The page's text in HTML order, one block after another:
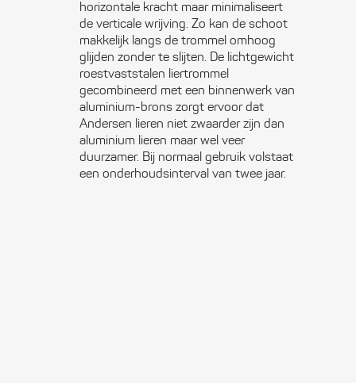
horizontale kracht maar minimaliseert
de verticale wrijving. Zo kan de schoot
makkelijk langs de trommel omhoog
glijden zonder te slijten. De lichtgewicht
roestvaststalen liertrommel
gecombineerd met een binnenwerk van
aluminium-brons zorgt ervoor dat
Andersen lieren niet zwaarder zijn dan
aluminium lieren maar wel veer
duurzamer. Bij normaal gebruik volstaat
een onderhoudsinterval van twee jaar.